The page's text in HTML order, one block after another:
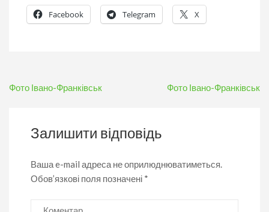
Facebook Telegram X
Навігація
Фото Івано-Франківськ Фото Івано-Франківськ
Залишити відповідь
Ваша e-mail адреса не оприлюднюватиметься.
Обов’язкові поля позначені *
Коментар